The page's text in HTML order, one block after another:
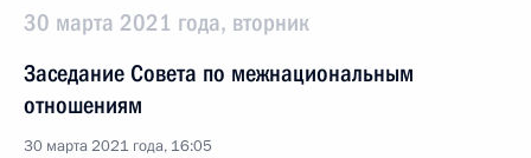
30 марта 2021 года, вторник
Заседание Совета по межнациональным
отношениям
30 марта 2021 года, 16:05